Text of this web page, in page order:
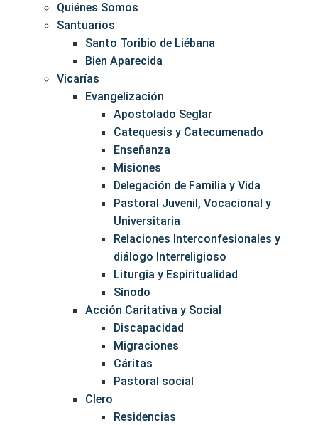
Quiénes Somos
Santuarios
Santo Toribio de Liébana
Bien Aparecida
Vicarías
Evangelización
Apostolado Seglar
Catequesis y Catecumenado
Enseñanza
Misiones
Delegación de Familia y Vida
Pastoral Juvenil, Vocacional y
Universitaria
Relaciones Interconfesionales y
diálogo Interreligioso
Liturgia y Espiritualidad
Sínodo
Acción Caritativa y Social
Discapacidad
Migraciones
Cáritas
Pastoral social
Clero
Residencias